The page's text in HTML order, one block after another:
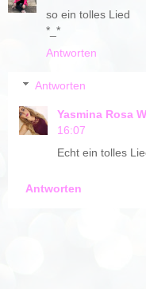
so ein tolles Lied
*_*
Antworten
Antworten
Yasmina Rosa
16:07
Echt ein tolles
Antworten